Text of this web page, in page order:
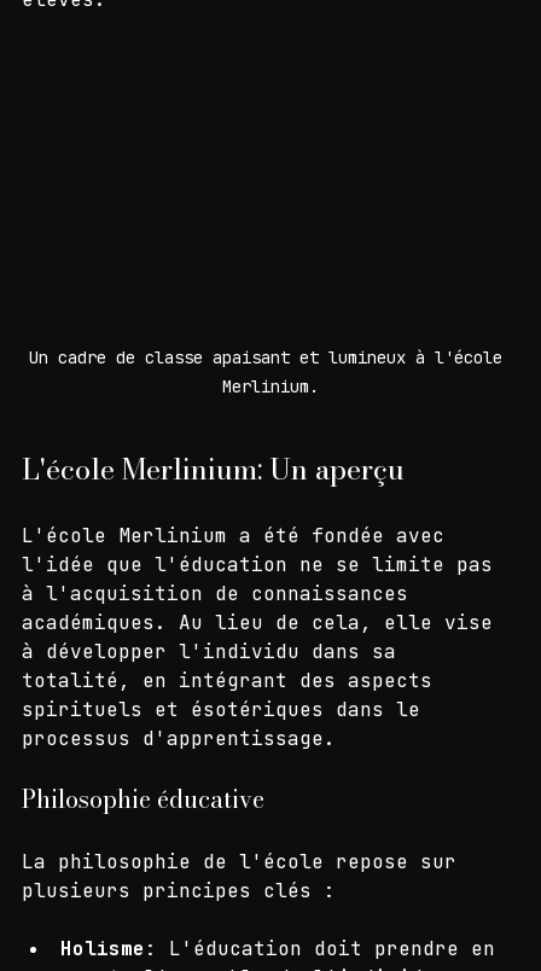
transformer l'expérience éducative des
L'école Merlinium a été fondée avec
l'idée que l'éducation ne se limite pas
à l'acquisition de connaissances
académiques. Au lieu de cela, elle vise
à développer l'individu dans sa
totalité, en intégrant des aspects
spirituels et ésotériques dans le
La philosophie de l'école repose sur
plusieurs principes clés :